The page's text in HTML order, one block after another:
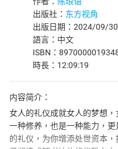
出版社： 东方视角
出版日期：2024/09/30
語言：中文
ISBN：
時長：12:09:19
内容简介：
女人的礼仪成就女人的梦想
一种修养，也是一种能力，
的礼仪，为你增添处世资本